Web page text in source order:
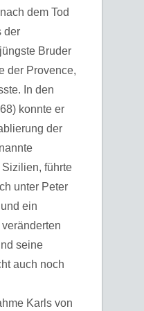
dem Tod
der
Bruder
der Provence,
In den
konnte er
der
führte
unter Peter
ein
seine
auch noch
Karls von